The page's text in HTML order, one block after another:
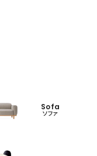
Sofa
ソファ